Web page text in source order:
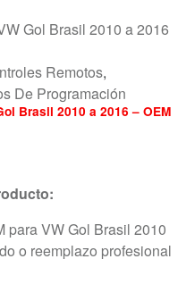
Remotos,
De Programación
Brasil 2010 a 2016 – OEM
para VW Gol Brasil 2010
o reemplazo profesional